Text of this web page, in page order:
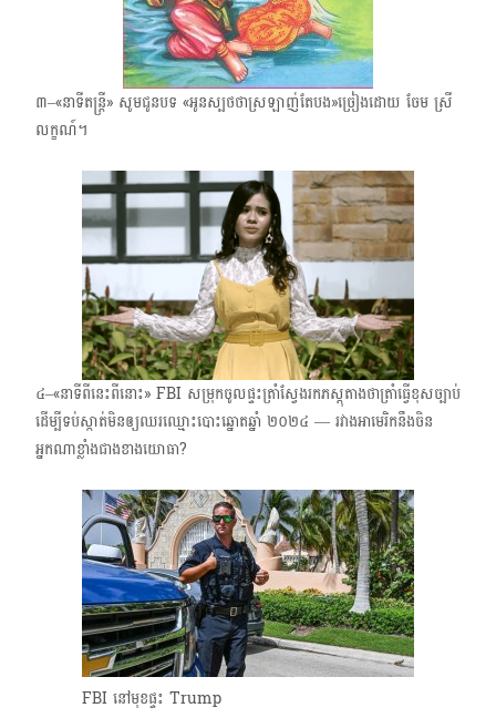
៣–«នាទីតន្ត្រី» សូមជូនបទ «អូនស្បថថាស្រឡាញ់តែបង»​ច្រៀងដោយ ចែម​ ស្រី
លក្ខណ៍។
៤–«នាទីពីនេះពីនោះ» FBI សម្រុកចូលផ្ទះត្រាំស្វែងរកភស្តុតាងថាត្រាំធ្វើខុសច្បាប់​
ដើម្បីទប់ស្កាត់មិនឲ្យឈរឈ្មោះបោះឆ្នោត​ឆ្នាំ ២០២៤​ — រវាងអាមេរិក​នឹងចិន
អ្នកណាខ្លាំងជាងខាងយោធា?
FBI នៅមុខផ្ទះ Trump